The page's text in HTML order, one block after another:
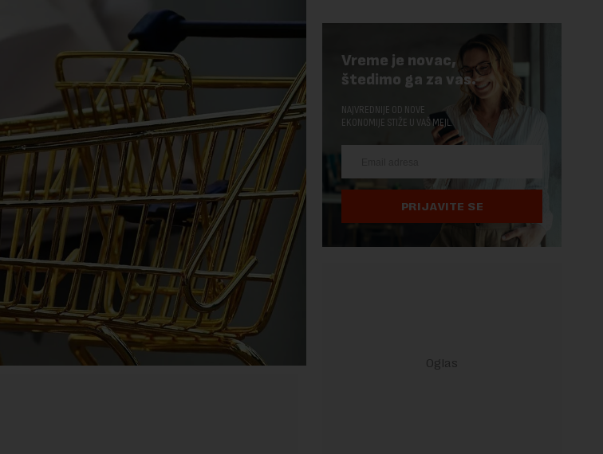
Vreme je novac,
štedimo ga za vas.
NAJVREDNIJE OD NOVE
EKONOMIJE STIŽE U VAŠ MEJL.
PRIJAVITE SE